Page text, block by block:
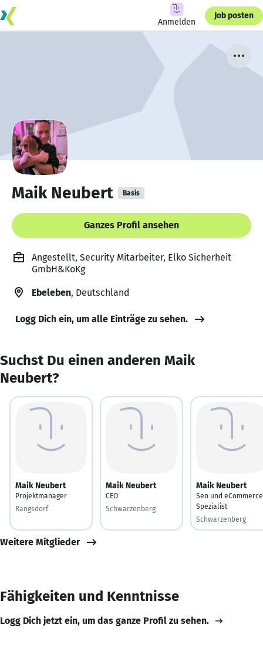
Anmelden
Job posten
Maik Neubert Basis
Ganzes Profil ansehen
Angestellt, Security Mitarbeiter, Elko Sicherheit
GmbH&KoKg
Ebeleben, Deutschland
Logg Dich ein, um alle Einträge zu sehen.
Suchst Du einen anderen Maik
Neubert?
Maik Neubert
Projektmanager
Rangsdorf
Maik Neubert
CEO
Schwarzenberg
Maik Neubert
Seo und eCommerce
Spezialist
Schwarzenberg
Weitere Mitglieder
Fähigkeiten und Kenntnisse
Logg Dich jetzt ein, um das ganze Profil zu sehen.